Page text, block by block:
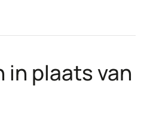
in plaats van